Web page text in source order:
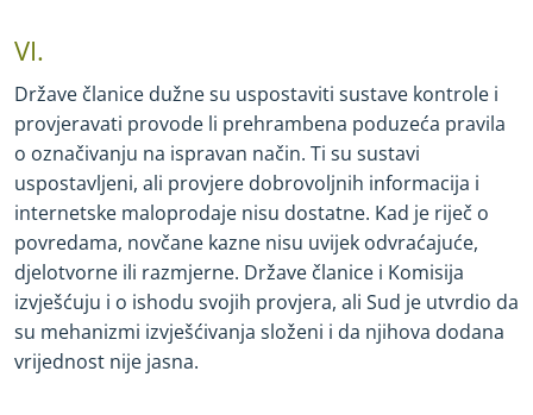
VI.
Države članice dužne su uspostaviti sustave kontrole i
provjeravati provode li prehrambena poduzeća pravila
o označivanju na ispravan način. Ti su sustavi
uspostavljeni, ali provjere dobrovoljnih informacija i
internetske maloprodaje nisu dostatne. Kad je riječ o
povredama, novčane kazne nisu uvijek odvraćajuće,
djelotvorne ili razmjerne. Države članice i Komisija
izvješćuju i o ishodu svojih provjera, ali Sud je utvrdio da
su mehanizmi izvješćivanja složeni i da njihova dodana
vrijednost nije jasna.